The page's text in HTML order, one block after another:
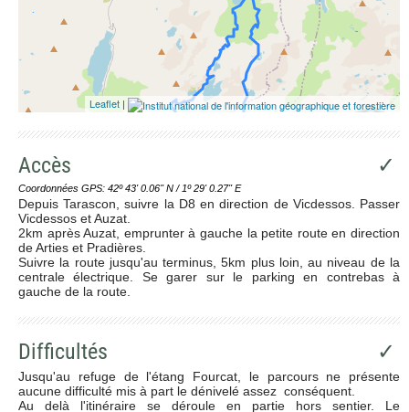
Leaflet |
Accès ✓
Coordonnées GPS: 42º 43' 0.06'' N / 1º 29' 0.27'' E
Depuis Tarascon, suivre la D8 en direction de Vicdessos. Passer
Vicdessos et Auzat.
2km après Auzat, emprunter à gauche la petite route en direction
de Arties et Pradières.
Suivre la route jusqu'au terminus, 5km plus loin, au niveau de la
centrale électrique. Se garer sur le parking en contrebas à
gauche de la route.
Difficultés ✓
Jusqu'au refuge de l'étang Fourcat, le parcours ne présente
aucune difficulté mis à part le dénivelé assez conséquent.
Au delà l'itinéraire se déroule en partie hors sentier. Le